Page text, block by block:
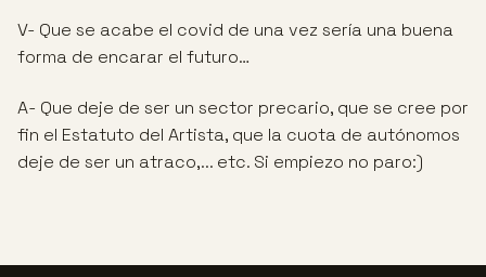
V- Que se acabe el covid de una vez sería una buena
forma de encarar el futuro…
A- Que deje de ser un sector precario, que se cree por
fin el Estatuto del Artista, que la cuota de autónomos
deje de ser un atraco,... etc. Si empiezo no paro:)